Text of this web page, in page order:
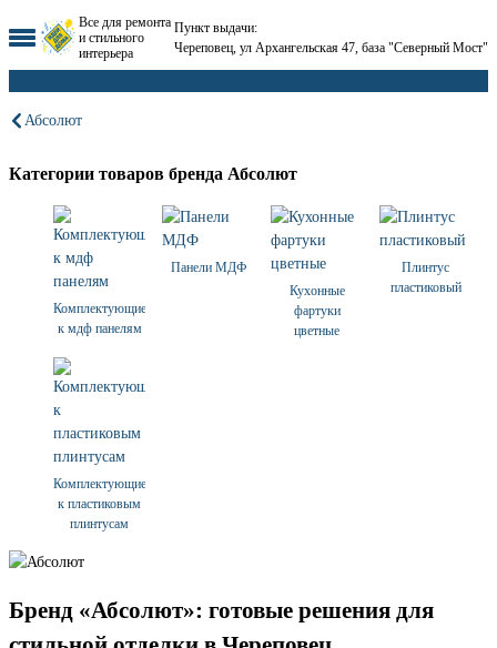
Все для ремонта
и стильного
интерьера
Пункт выдачи:
Череповец, ул Архангельская 47, база "Северный Мост"
Абсолют
Категории товаров бренда Абсолют
Комплектующие
к мдф панелям
Панели МДФ
Кухонные
фартуки
цветные
Плинтус
пластиковый
Комплектующие
к пластиковым
плинтусам
Бренд «Абсолют»: готовые решения для